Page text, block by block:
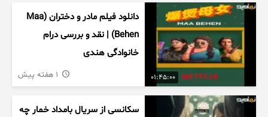
01:45:00
دانلود فیلم مادر و دختران (Maa
Behen) | نقد و بررسی درام
خانوادگی هندی
سکانسی از سریال بامداد خمار چه